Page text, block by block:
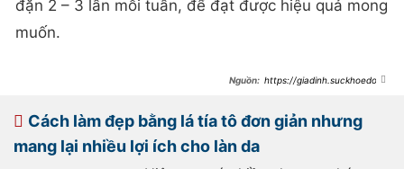
đặn 2 – 3 lần mỗi tuần, để đạt được hiệu quả mong
muốn.
https://giadinh.suckhoedoiso
172260707184205779.htm
Cách làm đẹp bằng lá tía tô đơn giản nhưng
mang lại nhiều lợi ích cho làn da